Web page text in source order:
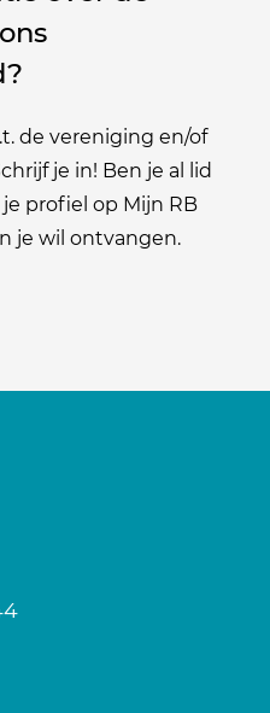
de vereniging en/of
je in! Ben je al lid
profiel op Mijn RB
je wil ontvangen.